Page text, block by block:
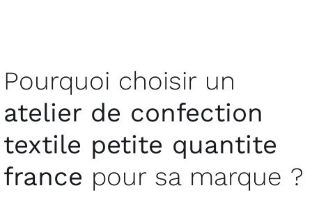
Pourquoi choisir un
atelier de confection
textile petite quantite
france pour sa marque ?